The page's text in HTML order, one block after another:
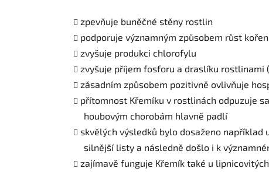
zpevňuje buněčné stěny rostlin
podporuje významným způsobem růst
zvyšuje produkci chlorofylu
zvyšuje příjem fosforu a draslíku rostlinami
zásadním způsobem pozitivně ovlivňuje
přítomnost Křemíku v rostlinách odpuzuje
houbovým chorobám hlavně padlí
skvělých výsledků bylo dosaženo
silnější listy a následně došlo i k
zajímavě funguje Křemík také u